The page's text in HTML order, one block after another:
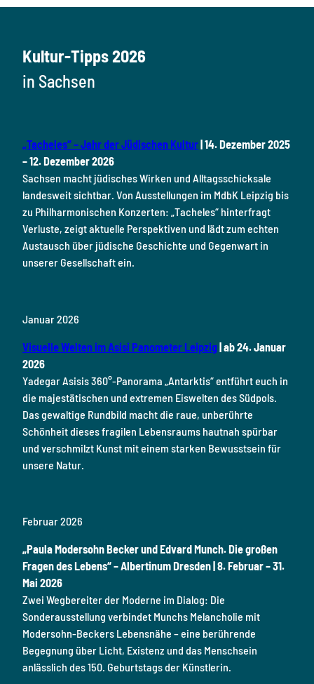
Kultur-Tipps 2026
in Sachsen
„Tacheles“ – Jahr der Jüdischen Kultur | 14. Dezember 2025
– 12. Dezember 2026
Sachsen macht jüdisches Wirken und Alltagsschicksale
landesweit sichtbar. Von Ausstellungen im MdbK Leipzig bis
zu Philharmonischen Konzerten: „Tacheles“ hinterfragt
Verluste, zeigt aktuelle Perspektiven und lädt zum echten
Austausch über jüdische Geschichte und Gegenwart in
unserer Gesellschaft ein.
Januar 2026
Visuelle Welten im Asisi Panometer Leipzig| ab 24. Januar
2026
Yadegar Asisis 360°-Panorama „Antarktis“ entführt euch in
die majestätischen und extremen Eiswelten des Südpols.
Das gewaltige Rundbild macht die raue, unberührte
Schönheit dieses fragilen Lebensraums hautnah spürbar
und verschmilzt Kunst mit einem starken Bewusstsein für
unsere Natur.
Februar 2026
„Paula Modersohn Becker und Edvard Munch. Die großen
Fragen des Lebens“ – Albertinum Dresden | 8. Februar – 31.
Mai 2026
Zwei Wegbereiter der Moderne im Dialog: Die
Sonderausstellung verbindet Munchs Melancholie mit
Modersohn-Beckers Lebensnähe – eine berührende
Begegnung über Licht, Existenz und das Menschsein
anlässlich des 150. Geburtstags der Künstlerin.